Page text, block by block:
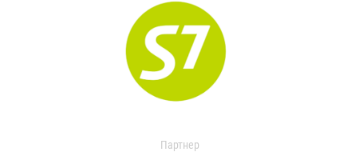
Партнер